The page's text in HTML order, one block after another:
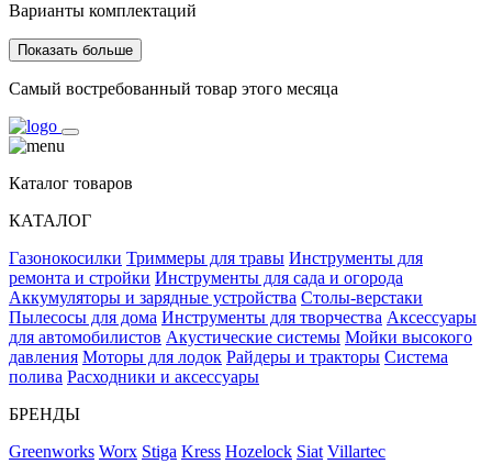
Варианты комплектаций
Показать больше
Самый востребованный товар этого месяца
Каталог товаров
КАТАЛОГ
Газонокосилки Триммеры для травы Инструменты для
ремонта и стройки Инструменты для сада и огорода
Аккумуляторы и зарядные устройства Столы-верстаки
Пылесосы для дома Инструменты для творчества Аксессуары
для автомобилистов Акустические системы Мойки высокого
давления Моторы для лодок Райдеры и тракторы Система
полива Расходники и аксессуары
БРЕНДЫ
Greenworks Worx Stiga Kress Hozelock Siat Villartec